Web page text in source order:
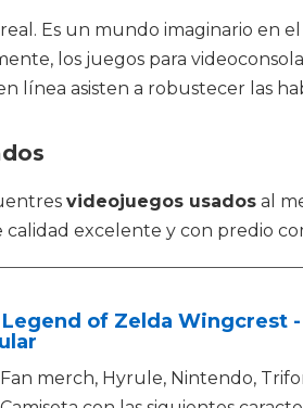
Es un mundo imaginario en
los juegos para
línea asisten a robustecer las
videojuegos usados al
excelente y con predio
of Zelda Wingcrest
Fan merch, Hyrule, Nintendo,